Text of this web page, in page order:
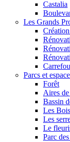
Castalia
Les Grands
Parcs et
Forêt
Aires
Bassin
Les
Les
Le
Parc